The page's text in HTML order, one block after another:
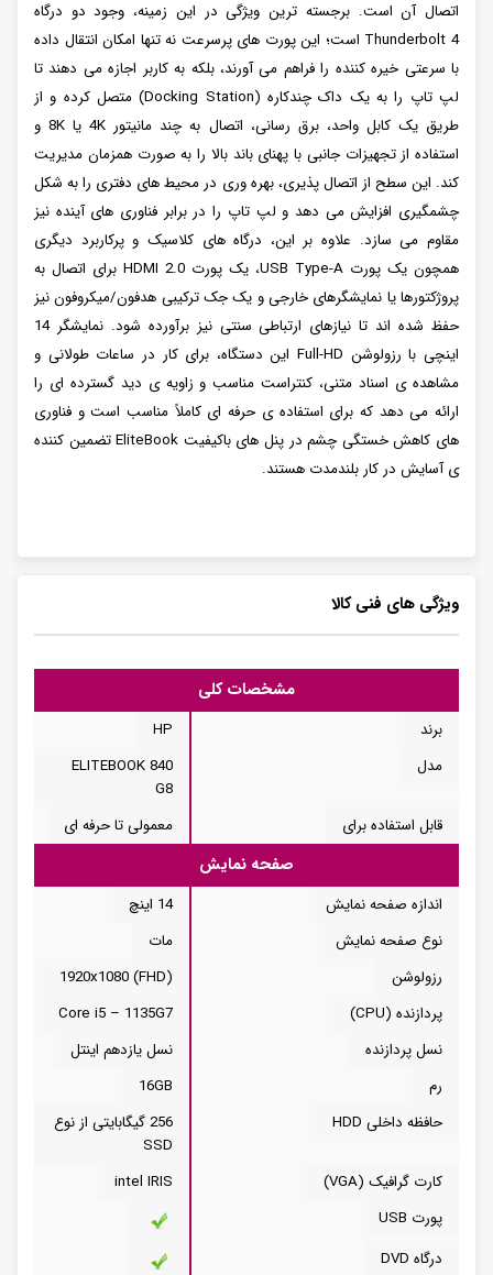
اتصال آن است. برجسته ترین ویژگی در این زمینه، وجود دو درگاه
Thunderbolt 4 است؛ این پورت های پرسرعت نه تنها امکان انتقال داده
با سرعتی خیره کننده را فراهم می آورند، بلکه به کاربر اجازه می دهند تا
لپ تاپ را به یک داک چندکاره (Docking Station) متصل کرده و از
طریق یک کابل واحد، برق رسانی، اتصال به چند مانیتور 4K یا 8K و
استفاده از تجهیزات جانبی با پهنای باند بالا را به صورت همزمان مدیریت
کند. این سطح از اتصال پذیری، بهره وری در محیط های دفتری را به شکل
چشمگیری افزایش می دهد و لپ تاپ را در برابر فناوری های آینده نیز
مقاوم می سازد. علاوه بر این، درگاه های کلاسیک و پرکاربرد دیگری
همچون یک پورت USB Type-A، یک پورت HDMI 2.0 برای اتصال به
پروژکتورها یا نمایشگرهای خارجی و یک جک ترکیبی هدفون/میکروفون نیز
حفظ شده اند تا نیازهای ارتباطی سنتی نیز برآورده شود. نمایشگر 14
اینچی با رزولوشن Full-HD این دستگاه، برای کار در ساعات طولانی و
مشاهده ی اسناد متنی، کنتراست مناسب و زاویه ی دید گسترده ای را
ارائه می دهد که برای استفاده ی حرفه ای کاملاً مناسب است و فناوری
های کاهش خستگی چشم در پنل های باکیفیت EliteBook تضمین کننده
ی آسایش در کار بلندمدت هستند.
ویژگی های فنی کالا
مشخصات کلی
برند
HP
مدل
ELITEBOOK 840
G8
قابل استفاده برای
معمولی تا حرفه ای
صفحه نمایش
اندازه صفحه نمایش
14 اینچ
نوع صفحه نمایش
مات
رزولوشن
1920x1080 (FHD)
پردازنده (CPU)
Core i5 – 1135G7
نسل پردازنده
نسل یازدهم اینتل
رم
16GB
حافظه داخلی HDD
256 گیگابایتی از نوع
SSD
کارت گرافیک (VGA)
intel IRIS
پورت USB
درگاه DVD